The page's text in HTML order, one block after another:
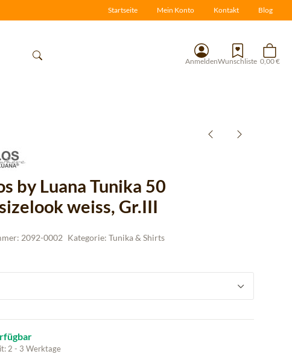
Startseite Mein Konto Kontakt Blog
AnmeldenWunschliste 0,00 €
by Luana Tunika 50
weiss, Gr.III
2092-0002 Kategorie:Tunika & Shirts
2 - 3 Werktage